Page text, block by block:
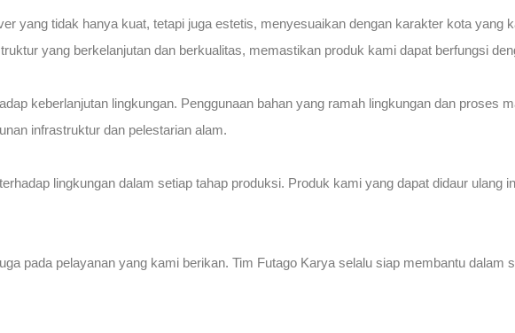
yang tidak hanya kuat, tetapi juga estetis, menyesuaikan dengan karakter kota yang
yang berkelanjutan dan berkualitas, memastikan produk kami dapat berfungsi
keberlanjutan lingkungan. Penggunaan bahan yang ramah lingkungan dan proses
infrastruktur dan pelestarian alam.
lingkungan dalam setiap tahap produksi. Produk kami yang dapat didaur ulang
pada pelayanan yang kami berikan. Tim Futago Karya selalu siap membantu dalam